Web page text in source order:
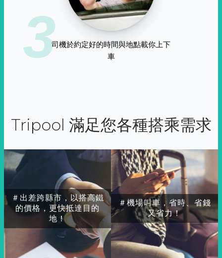
3司機於約定好的時間與地點載你上下
車
Tripool 滿足您各種搭乘需求
＃出差跨縣市，以搭高鐵
的價格，更快抵達目的
地！
＃機場叫車，省時、省錢
又省力！